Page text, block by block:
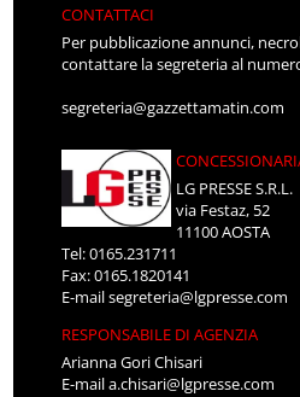
CONTATTACI
Per pubblicazione annunci,
contattare la segreteria al
segreteria@gazzettamatin.com
LG PRESSE S.R.L.
via Festaz, 52
11100 AOSTA
Tel: 0165.231711
Fax: 0165.1820141
E-mailsegreteria@lgpresse.com
RESPONSABILE DI AGENZIA
Arianna Gori Chisari
E-maila.chisari@lgpresse.com